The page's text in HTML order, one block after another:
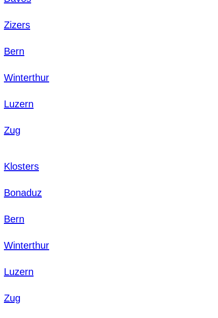
Zizers
Bern
Winterthur
Luzern
Zug
Klosters
Bonaduz
Bern
Winterthur
Luzern
Zug